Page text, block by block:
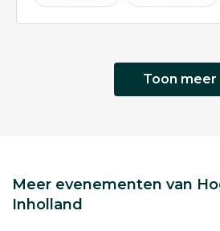
Toon meer
Meer evenementen van
Inholland